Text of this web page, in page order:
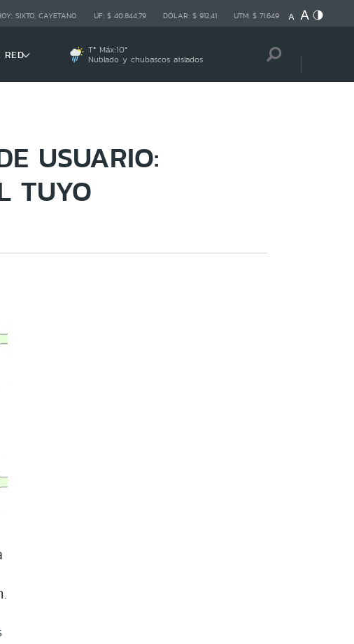
SIXTO, CAYETANO UF: $ 40.844,79 DÓLAR: $ 912,41 UTM: $ 71.649
RED Tª Máx:10º
Nublado y chubascos aislados
USUARIO:
TUYO